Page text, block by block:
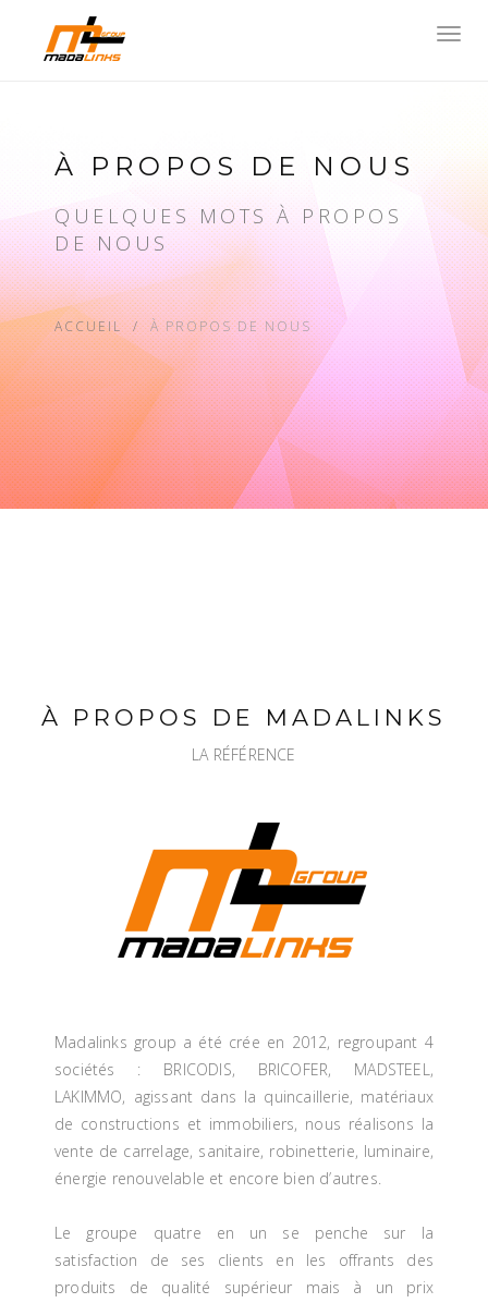
À PROPOS DE NOUS
QUELQUES MOTS À PROPOS
DE NOUS
ACCUEIL À PROPOS DE NOUS
À PROPOS DE MADALINKS
LA RÉFÉRENCE
Madalinks group a été crée en 2012, regroupant 4
sociétés : BRICODIS, BRICOFER, MADSTEEL,
LAKIMMO, agissant dans la quincaillerie, matériaux
de constructions et immobiliers, nous réalisons la
vente de carrelage, sanitaire, robinetterie, luminaire,
énergie renouvelable et encore bien d’autres.
Le groupe quatre en un se penche sur la
satisfaction de ses clients en les offrants des
produits de qualité supérieur mais à un prix